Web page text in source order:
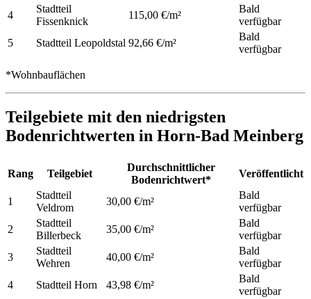
4
Stadtteil
Fissenknick
115,00 €/m²
Bald
verfügbar
5
Stadtteil Leopoldstal 92,66 €/m²
Bald
verfügbar
*Wohnbauflächen
Teilgebiete mit den niedrigsten
Bodenrichtwerten in Horn-Bad Meinberg
Rang Teilgebiet
Durchschnittlicher
Bodenrichtwert*
Veröffentlicht
1
Stadtteil
Veldrom
30,00 €/m²
Bald
verfügbar
2
Stadtteil
Billerbeck
35,00 €/m²
Bald
verfügbar
3
Stadtteil
Wehren
40,00 €/m²
Bald
verfügbar
4
Stadtteil Horn 43,98 €/m²
Bald
verfügbar